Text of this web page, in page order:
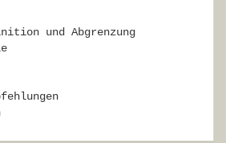
und Abgrenzung